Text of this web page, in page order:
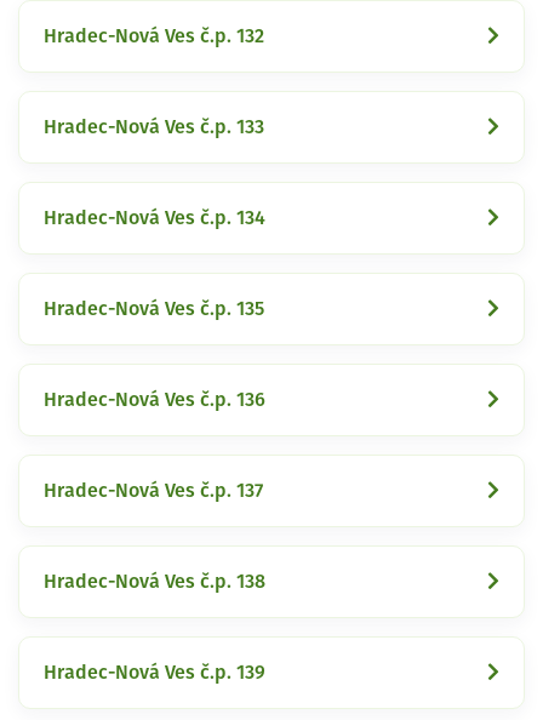
Hradec-Nová Ves č.p. 132
Hradec-Nová Ves č.p. 133
Hradec-Nová Ves č.p. 134
Hradec-Nová Ves č.p. 135
Hradec-Nová Ves č.p. 136
Hradec-Nová Ves č.p. 137
Hradec-Nová Ves č.p. 138
Hradec-Nová Ves č.p. 139